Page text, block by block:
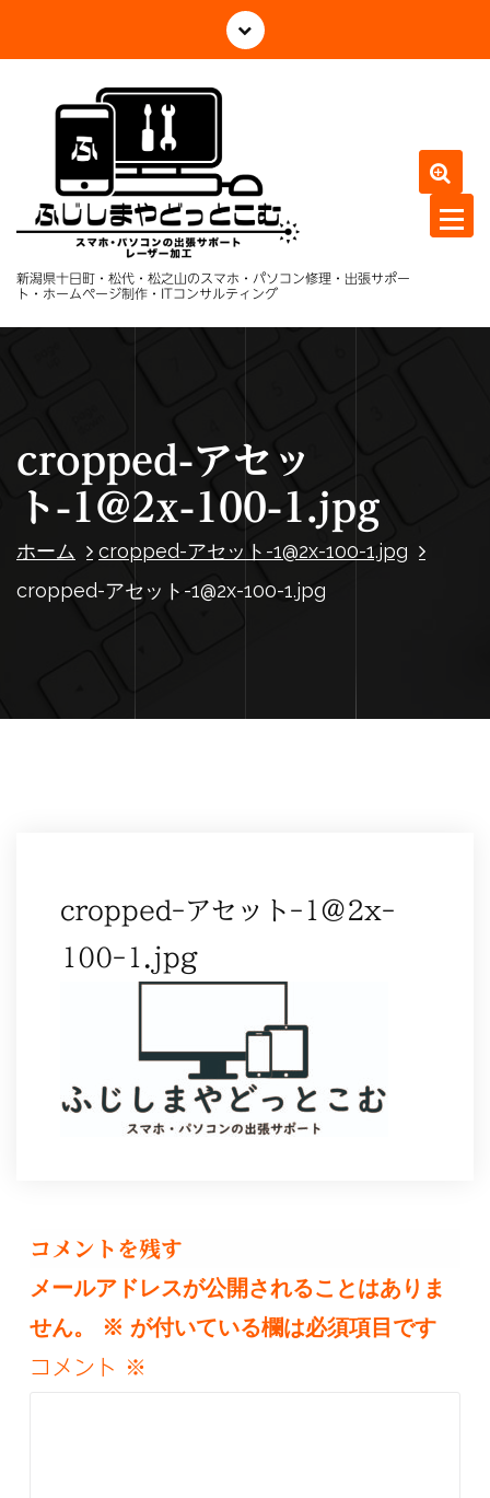
テ
新潟県十日町・松代・松之山のスマホ・パソコン修理・出張サポー
ト・ホームページ制作・ITコンサルティング
cropped-アセッ
ト-1@2x-100-1.jpg
ホーム
cropped-アセット-1@2x-100-1.jpg
cropped-アセット-1@2x-100-1.jpg
cropped-アセット-1@2x-
100-1.jpg
コメントを残す
メールアドレスが公開されることはありま
せん。
※ が付いている欄は必須項目です
コメント ※